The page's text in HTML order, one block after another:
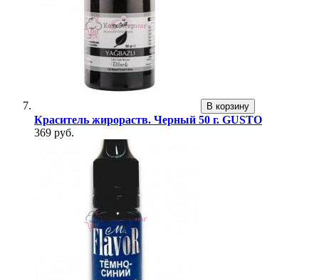
В корзину
Краситель жирораств. Черный 50 г. GUSTO
369 руб.